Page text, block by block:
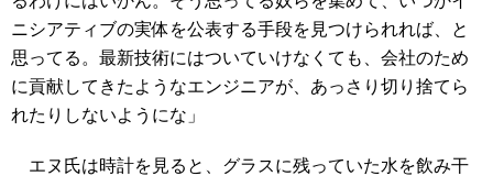
ニシアティブの実体を公表する手段を見つけられれば、と
思ってる。最新技術にはついていけなくても、会社のため
に貢献してきたようなエンジニアが、あっさり切り捨てら
れたりしないようにな」
エヌ氏は時計を見ると、グラスに残っていた水を飲み干